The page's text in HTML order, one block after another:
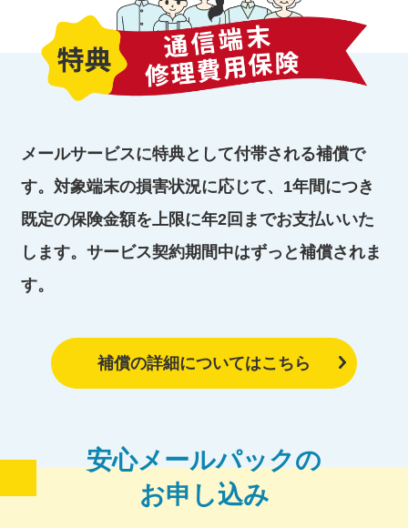
メールサービスに特典として付帯される補償で
す。対象端末の損害状況に応じて、1年間につき
既定の保険金額を上限に年2回までお支払いいた
します。サービス契約期間中はずっと補償されま
す。
補償の詳細についてはこちら
安心メールパックの
お申し込み